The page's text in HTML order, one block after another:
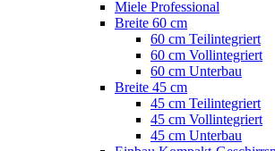
Miele Professional
Breite 60 cm
60 cm Teilintegriert
60 cm Vollintegriert
60 cm Unterbau
Breite 45 cm
45 cm Teilintegriert
45 cm Vollintegriert
45 cm Unterbau